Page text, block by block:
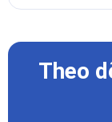
Theo